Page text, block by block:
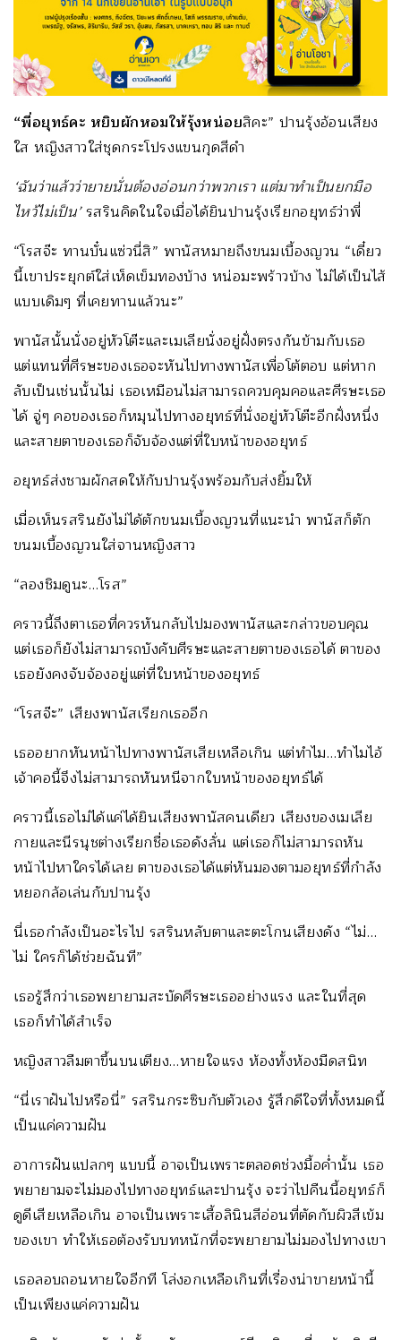
“พี่อยุทธ์คะ หยิบผักหอมให้รุ้งหน่อยสิคะ” ปานรุ้งอ้อนเสียง
ใส หญิงสาวใส่ชุดกระโปรงแขนกุดสีดำ
‘ฉันว่าแล้วว่ายายนั่นต้องอ่อนกว่าพวกเรา แต่มาทำเป็นยกมือ
ไหว้ไม่เป็น’รสรินคิดในใจเมื่อได้ยินปานรุ้งเรียกอยุทธ์ว่าพี่
“โรสจ๊ะ ทานบั๋นแซ่วนี่สิ” พานัสหมายถึงขนมเบื้องญวน “เดี๋ยว
นี้เขาประยุกต์ใส่เห็ดเข็มทองบ้าง หน่อมะพร้าวบ้าง ไม่ได้เป็นไส้
แบบเดิมๆ ที่เคยทานแล้วนะ”
พานัสนั้นนั่งอยู่หัวโต๊ะและเมเลียนั่งอยู่ฝั่งตรงกันข้ามกับเธอ
แต่แทนที่ศีรษะของเธอจะหันไปทางพานัสเพื่อโต้ตอบ แต่หาก
ลับเป็นเช่นนั้นไม่ เธอเหมือนไม่สามารถควบคุมคอและศีรษะเธอ
ได้ จู่ๆ คอของเธอก็หมุนไปทางอยุทธ์ที่นั่งอยู่หัวโต๊ะอีกฝั่งหนึ่ง
และสายตาของเธอก็จับจ้องแต่ที่ใบหน้าของอยุทธ์
อยุทธ์ส่งชามผักสดให้กับปานรุ้งพร้อมกับส่งยิ้มให้
เมื่อเห็นรสรินยังไม่ได้ตักขนมเบื้องญวนที่แนะนำ พานัสก็ตัก
ขนมเบื้องญวนใส่จานหญิงสาว
“ลองชิมดูนะ…โรส”
คราวนี้ถึงตาเธอที่ควรหันกลับไปมองพานัสและกล่าวขอบคุณ
แต่เธอก็ยังไม่สามารถบังคับศีรษะและสายตาของเธอได้ ตาของ
เธอยังคงจับจ้องอยู่แต่ที่ใบหน้าของอยุทธ์
“โรสจ๊ะ” เสียงพานัสเรียกเธออีก
เธออยากหันหน้าไปทางพานัสเสียเหลือเกิน แต่ทำไม…ทำไมไอ้
เจ้าคอนี้จึงไม่สามารถหันหนีจากใบหน้าของอยุทธ์ได้
คราวนี้เธอไม่ได้แค่ได้ยินเสียงพานัสคนเดียว เสียงของเมเลีย
กายและนีรนุชต่างเรียกชื่อเธอดังลั่น แต่เธอก็ไม่สามารถหัน
หน้าไปหาใครได้เลย ตาของเธอได้แต่หันมองตามอยุทธ์ที่กำลัง
หยอกล้อเล่นกับปานรุ้ง
นี่เธอกำลังเป็นอะไรไป รสรินหลับตาและตะโกนเสียงดัง “ไม่…
ไม่ ใครก็ได้ช่วยฉันที”
เธอรู้สึกว่าเธอพยายามสะบัดศีรษะเธออย่างแรง และในที่สุด
เธอก็ทำได้สำเร็จ
หญิงสาวลืมตาขึ้นบนเตียง…หายใจแรง ห้องทั้งห้องมืดสนิท
“นี่เราฝันไปหรือนี่” รสรินกระซิบกับตัวเอง รู้สึกดีใจที่ทั้งหมดนี้
เป็นแค่ความฝัน
อาการฝันแปลกๆ แบบนี้ อาจเป็นเพราะตลอดช่วงมื้อค่ำนั้น เธอ
พยายามจะไม่มองไปทางอยุทธ์และปานรุ้ง จะว่าไปคืนนี้อยุทธ์ก็
ดูดีเสียเหลือเกิน อาจเป็นเพราะเสื้อลินินสีอ่อนที่ตัดกับผิวสีเข้ม
ของเขา ทำให้เธอต้องรับบทหนักที่จะพยายามไม่มองไปทางเขา
เธอลอบถอนหายใจอีกที โล่งอกเหลือเกินที่เรื่องน่าขายหน้านี้
เป็นเพียงแค่ความฝัน